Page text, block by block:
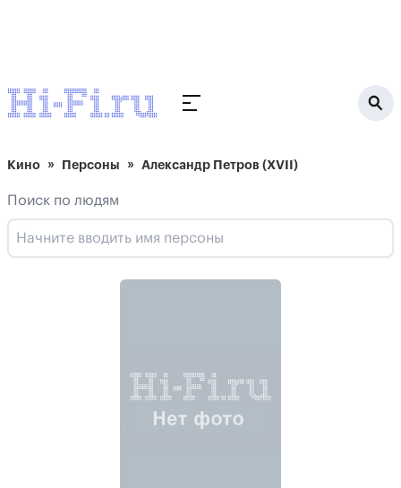
Кино Персоны Александр Петров (XVII)
Поиск по людям